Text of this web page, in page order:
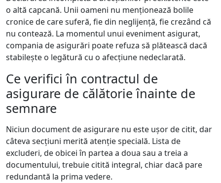
o altă capcană. Unii oameni nu menționează bolile
cronice de care suferă, fie din neglijență, fie crezând că
nu contează. La momentul unui eveniment asigurat,
compania de asigurări poate refuza să plătească dacă
stabilește o legătură cu o afecțiune nedeclarată.
Ce verifici în contractul de
asigurare de călătorie înainte de
semnare
Niciun document de asigurare nu este ușor de citit, dar
câteva secțiuni merită atenție specială. Lista de
excluderi, de obicei în partea a doua sau a treia a
documentului, trebuie citită integral, chiar dacă pare
redundantă la prima vedere.